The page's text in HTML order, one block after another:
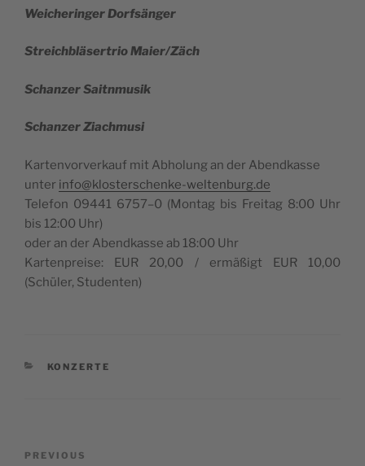
Weic­he­rin­ger Dorfsänger
Stre­ic­hbläser­trio Maier/Zäch
Schan­zer Saitnmusik
Schan­zer Ziachmusi
Kar­ten­vor­ver­ka­uf mit Abho­lung an der Abendkasse
unter info@klosterschenke-weltenburg.de
Tele­fon 09441 6757–0 (Mon­tag bis Fre­i­tag 8:00 Uhr
bis 12:00 Uhr)
oder an der Abend­kas­se ab 18:00 Uhr
Kar­ten­pre­i­se: EUR 20,00 / ermäßigt EUR 10,00
(Schüler, Studenten)
CATEGORIES
KONZERTE
Previous
PREVIOUS